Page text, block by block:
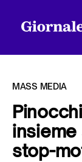
Tutti gli
MASS MEDIA
insieme
stop-